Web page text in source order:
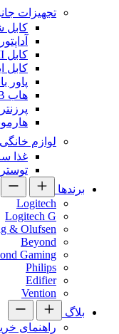
تجهیزات
کابل
کابل HDMI
کابل
پاور
هاب USB
پرزنتر
لوازم خانگی
غذا
توستر
برندها
Logitech
Logitech G
& Olufsen
Beyond
Gaming
Philips
Edifier
Vention
بلاگ
راهنمای